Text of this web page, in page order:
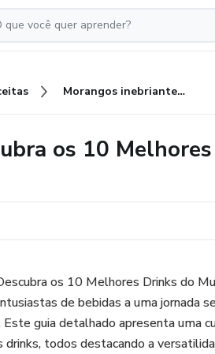
Morangos inebriantes: Descubra os 10 Melhores Drinks do Mundo
os 10
os 10 Melhores Drinks do
de bebidas a uma jornada
guia detalhado apresenta uma
todos destacando a